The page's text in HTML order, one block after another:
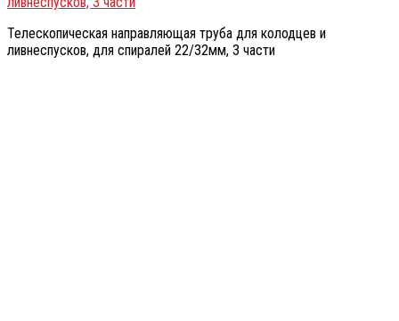
Телескопическая направляющая труба для колодцев и
ливнеспусков, для спиралей 22/32мм, 3 части